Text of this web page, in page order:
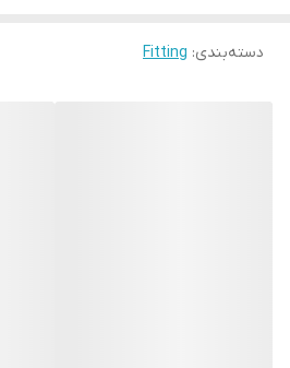
دسته‌بندی:
Fitting